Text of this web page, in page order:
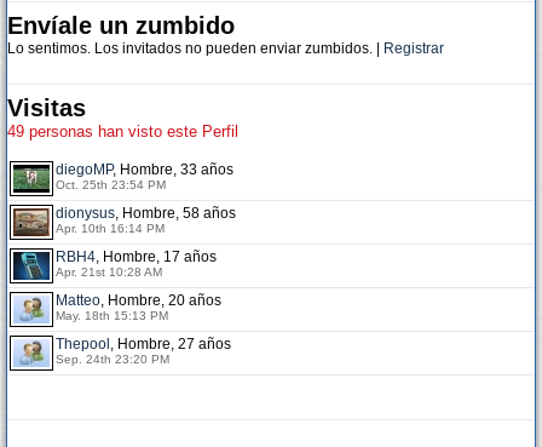
Envíale un zumbido
Lo sentimos. Los invitados no pueden enviar zumbidos. | Registrar
Visitas
49 personas han visto este Perfil
diegoMP, Hombre, 33 años
Oct. 25th 23:54 PM
dionysus, Hombre, 58 años
Apr. 10th 16:14 PM
RBH4, Hombre, 17 años
Apr. 21st 10:28 AM
Matteo, Hombre, 20 años
May. 18th 15:13 PM
Thepool , Hombre, 27 años
Sep. 24th 23:20 PM